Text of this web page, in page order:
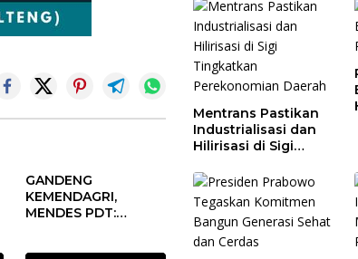
GANDENG
KEMENDAGRI,
MENDES PDT:
Mentrans Pastikan
Industrialisasi dan
Hilirisasi di Sigi
Perekonomian
Daerah